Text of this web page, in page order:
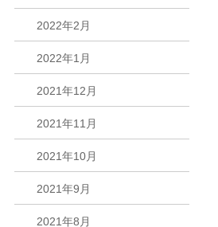
2022年2月
2022年1月
2021年12月
2021年11月
2021年10月
2021年9月
2021年8月